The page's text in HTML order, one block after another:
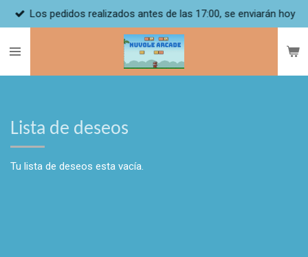
contenido
Los pedidos realizados antes de las 17:00, se enviarán hoy
Lista de deseos
Tu lista de deseos esta vacía.